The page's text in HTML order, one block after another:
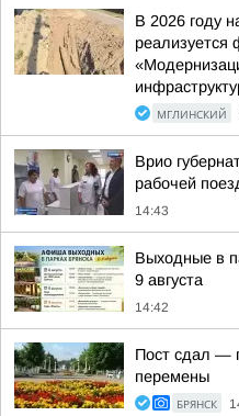
В 2026 году
реализуется
МГЛИНСКИЙ
Врио
рабочей
14:43
Выходные в
9 августа
14:42
Пост сдал —
перемены
БРЯНСК